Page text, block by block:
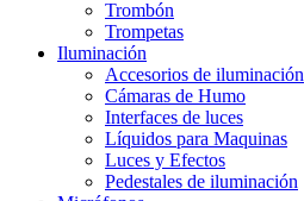
Trombón
Trompetas
Iluminación
Accesorios de iluminación
Cámaras de Humo
Interfaces de luces
Líquidos para Maquinas
Luces y Efectos
Pedestales de iluminación